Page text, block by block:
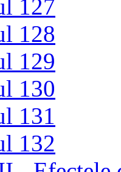
127
128
129
130
131
132